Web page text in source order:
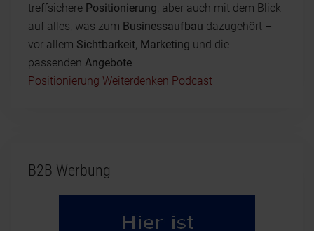
treffsichere Positionierung, aber auch mit dem Blick
auf alles, was zum Businessaufbau dazugehört –
vor allem Sichtbarkeit, Marketing und die
passenden Angebote
Positionierung Weiterdenken Podcast
B2B Werbung